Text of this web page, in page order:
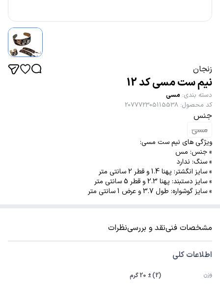
زنجان
نیم ست مسی کد 12
دسته بندی: مسی
کد محصول:
207772305115538
جنس
مسی
ویژگی های نیم ست مسی:
» جنس: مس
» سنگ: ندارد
» سایز انگشتر: پهنا 1.4 و قطر 2 سانتی متر
» سایز دستبند: پهنا 2.3 و قطر 5 سانتی متر
» سایز گوشواره: طول 3.7 و عرض 1 سانتی متر
مشخصات فنینقد و بررسینظرات
اطلاعات کلی
وزن (2) ±  20 گرم